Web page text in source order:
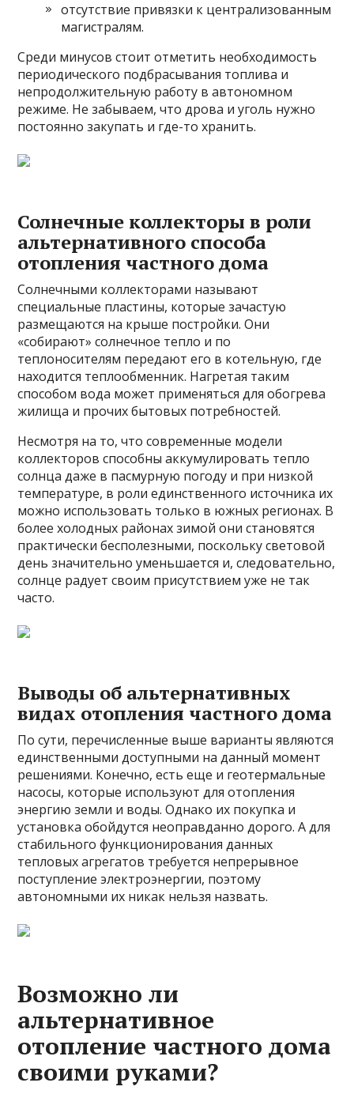
отсутствие привязки к централизованным
магистралям.
Среди минусов стоит отметить необходимость
периодического подбрасывания топлива и
непродолжительную работу в автономном
режиме. Не забываем, что дрова и уголь нужно
постоянно закупать и где-то хранить.
Солнечные коллекторы в роли
альтернативного способа
отопления частного дома
Солнечными коллекторами называют
специальные пластины, которые зачастую
размещаются на крыше постройки. Они
«собирают» солнечное тепло и по
теплоносителям передают его в котельную, где
находится теплообменник. Нагретая таким
способом вода может применяться для обогрева
жилища и прочих бытовых потребностей.
Несмотря на то, что современные модели
коллекторов способны аккумулировать тепло
солнца даже в пасмурную погоду и при низкой
температуре, в роли единственного источника их
можно использовать только в южных регионах. В
более холодных районах зимой они становятся
практически бесполезными, поскольку световой
день значительно уменьшается и, следовательно,
солнце радует своим присутствием уже не так
часто.
Выводы об альтернативных
видах отопления частного дома
По сути, перечисленные выше варианты являются
единственными доступными на данный момент
решениями. Конечно, есть еще и геотермальные
насосы, которые используют для отопления
энергию земли и воды. Однако их покупка и
установка обойдутся неоправданно дорого. А для
стабильного функционирования данных
тепловых агрегатов требуется непрерывное
поступление электроэнергии, поэтому
автономными их никак нельзя назвать.
Возможно ли
альтернативное
отопление частного дома
своими руками?